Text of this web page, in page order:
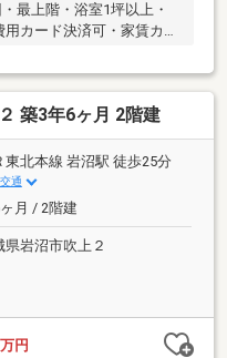
最上階・浴室1坪以上・
カード決済可・家賃カー
築3年6ヶ月 2階建
東北本線 岩沼駅 徒歩25分
通
月 / 2階建
県岩沼市吹上２
万円